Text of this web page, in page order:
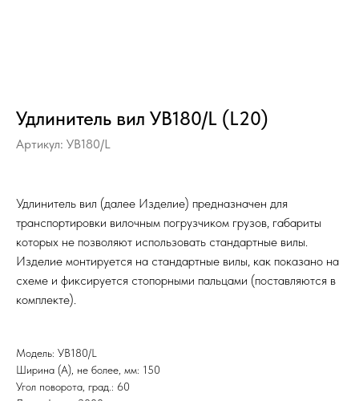
Удлинитель вил УВ180/L (L20)
Артикул: УВ180/L
Удлинитель вил (далее Изделие) предназначен для
транспортировки вилочным погрузчиком грузов, габариты
которых не позволяют использовать стандартные вилы.
Изделие монтируется на стандартные вилы, как показано на
схеме и фиксируется стопорными пальцами (поставляются в
комплекте).
Модель: УВ180/L
Ширина (А), не более, мм: 150
Угол поворота, град.: 60